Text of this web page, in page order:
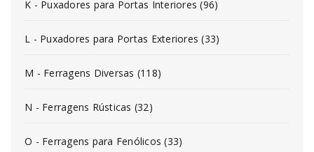
K - Puxadores para Portas Interiores (96)
L - Puxadores para Portas Exteriores (33)
M - Ferragens Diversas (118)
N - Ferragens Rústicas (32)
O - Ferragens para Fenólicos (33)